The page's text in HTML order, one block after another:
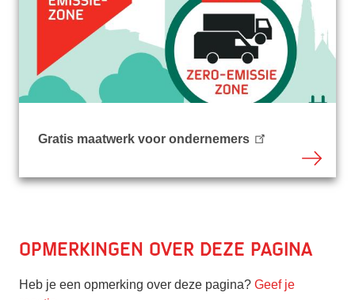
Gratis maatwerk voor ondernemers
Opmerkingen over deze pagina
Heb je een opmerking over deze pagina? Geef je